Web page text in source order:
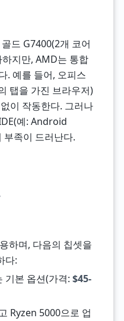
드 G7400(2개 코어
지만, AMD는 통합
. 예를 들어, 오피스
탭을 가진 브라우저)
이 작동한다. 그러나
예: Android
족이 드러난다.
하며, 다음의 칩셋을
다:
기본 옵션(가격: $45-
Ryzen 5000으로 업